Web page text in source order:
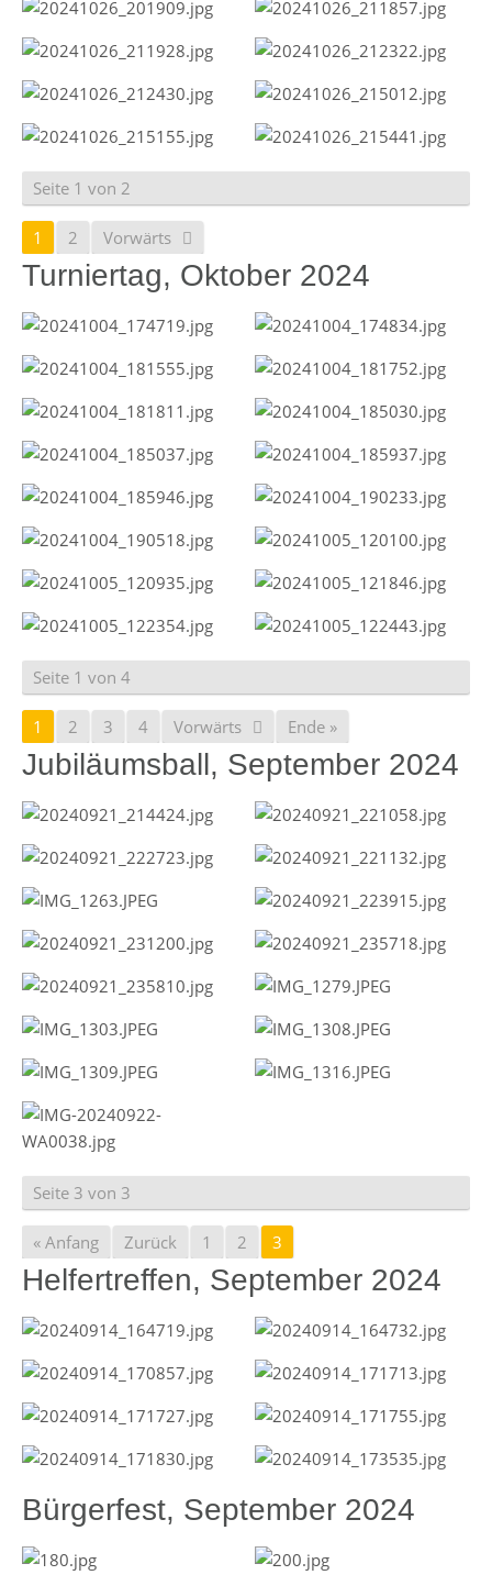
Seite 1 von 2
1 2 Vorwärts
Turniertag, Oktober 2024
Seite 1 von 4
1 2 3 4 Vorwärts Ende »
Jubiläumsball, September 2024
Seite 3 von 3
« Anfang Zurück 1 2 3
Helfertreffen, September 2024
Bürgerfest, September 2024